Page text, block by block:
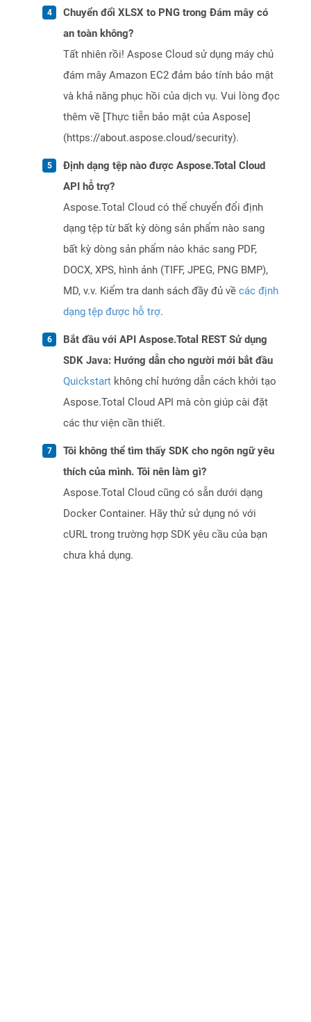
Chuyển đổi XLSX to PNG trong Đám mây có
an toàn không?
Tất nhiên rồi! Aspose Cloud sử dụng máy chủ
đám mây Amazon EC2 đảm bảo tính bảo mật
và khả năng phục hồi của dịch vụ. Vui lòng đọc
thêm về [Thực tiễn bảo mật của Aspose]
(https://about.aspose.cloud/security).
Định dạng tệp nào được Aspose.Total Cloud
API hỗ trợ?
Aspose.Total Cloud có thể chuyển đổi định
dạng tệp từ bất kỳ dòng sản phẩm nào sang
bất kỳ dòng sản phẩm nào khác sang PDF,
DOCX, XPS, hình ảnh (TIFF, JPEG, PNG BMP),
MD, v.v. Kiểm tra danh sách đầy đủ về các định
dạng tệp được hỗ trợ.
Bắt đầu với API Aspose.Total REST Sử dụng
SDK Java: Hướng dẫn cho người mới bắt đầu
Quickstart không chỉ hướng dẫn cách khởi tạo
Aspose.Total Cloud API mà còn giúp cài đặt
các thư viện cần thiết.
Tôi không thể tìm thấy SDK cho ngôn ngữ yêu
thích của mình. Tôi nên làm gì?
Aspose.Total Cloud cũng có sẵn dưới dạng
Docker Container. Hãy thử sử dụng nó với
cURL trong trường hợp SDK yêu cầu của bạn
chưa khả dụng.